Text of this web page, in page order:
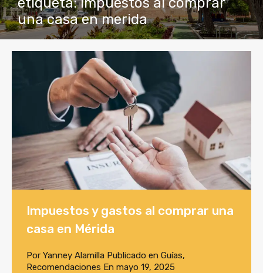
una casa en merida
Impuestos y gastos al comprar una
casa en Mérida
Por Yanney Alamilla Publicado en Guías,
Recomendaciones En mayo 19, 2025